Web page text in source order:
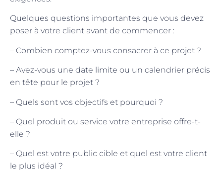
Quelques questions importantes que vous devez
poser à votre client avant de commencer :
– Combien comptez-vous consacrer à ce projet ?
– Avez-vous une date limite ou un calendrier précis
en tête pour le projet ?
– Quels sont vos objectifs et pourquoi ?
– Quel produit ou service votre entreprise offre-t-
elle ?
– Quel est votre public cible et quel est votre client
le plus idéal ?